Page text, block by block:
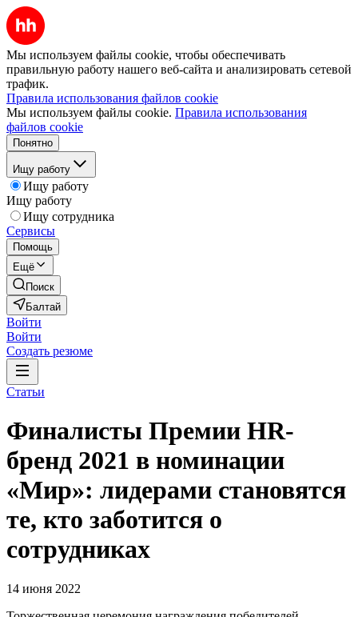
Мы используем файлы cookie, чтобы обеспечивать
правильную работу нашего веб-сайта и анализировать сетевой
трафик.
Правила использования файлов cookie
Мы используем файлы cookie. Правила использования
файлов cookie
Понятно
Ищу работу
Ищу работу
Ищу работу
Ищу сотрудника
Сервисы
Помощь
Ещё
Поиск
Балтай
Войти
Войти
Создать резюме
Статьи
Финалисты Премии HR-
бренд 2021 в номинации
«Мир»: лидерами становятся
те, кто заботится о
сотрудниках
14 июня 2022